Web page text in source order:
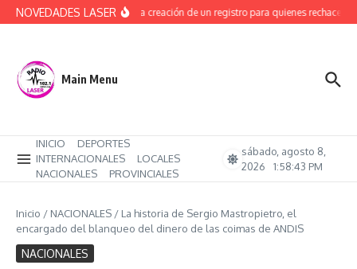
Saltar al contenido
NOVEDADES LASERAvanza la creación de un registro para quienes rechacen
Main Menu
INICIO
DEPORTES
INTERNACIONALES
LOCALES
NACIONALES
PROVINCIALES
sábado, agosto 8,
2026
1:58:44 PM
Inicio / NACIONALES / La historia de Sergio Mastropietro, el
encargado del blanqueo del dinero de las coimas de ANDIS
NACIONALES